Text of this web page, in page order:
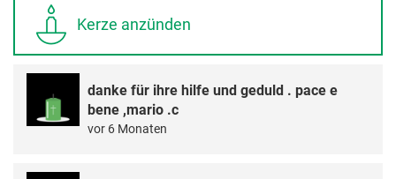
Kerze anzünden
danke für ihre hilfe und geduld . pace e
bene ,mario .c
vor 6 Monaten